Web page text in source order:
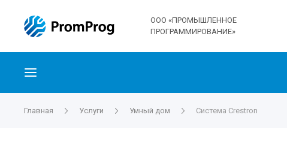
ООО «ПРОМЫШЛЕННОЕ
ПРОГРАММИРОВАНИЕ»
Главная Услуги Умный дом Система Crestron